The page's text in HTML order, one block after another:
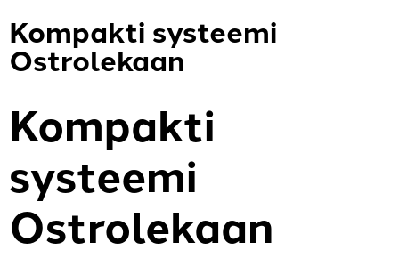
Kompakti systeemi
Ostrolekaan
Kompakti
systeemi
Ostrolekaan